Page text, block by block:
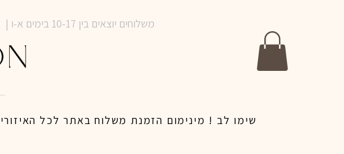
משלוחים יוצאים בין 10-17 בימים א-ו | אין משלוחים בשבתות וחגים | ניתן לבצע הזמנה לאותו היום עד שעה 14:00